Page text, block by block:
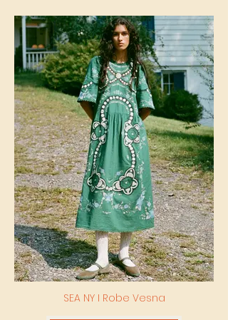
SEA NY I Robe Vesna